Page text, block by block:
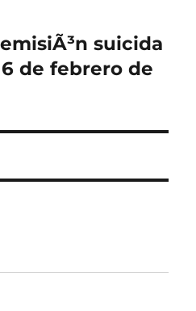
suicida
6 de febrero de